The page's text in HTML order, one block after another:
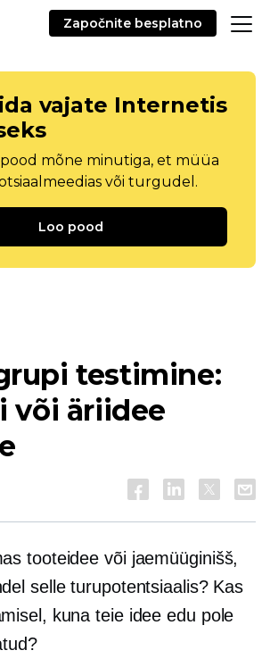
Započnite besplatno
vajate Internetis
mõne minutiga, et müüa
või turgudel.
Loo pood
testimine:
või äriidee
tooteidee või jaemüüginišš,
selle turupotentsiaalis? Kas
kuna teie idee edu pole